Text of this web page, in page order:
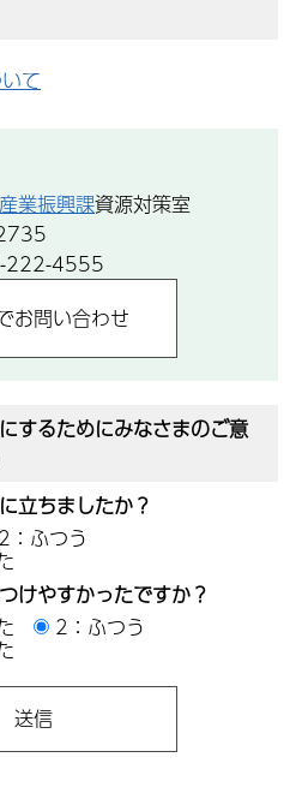
て
業振興課資源対策室
222-4555
するためにみなさまのご意
立ちましたか？
2：ふつう
けやすかったですか？
2：ふつう